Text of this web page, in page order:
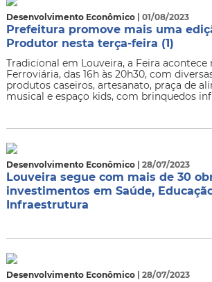
Desenvolvimento Econômico | 01/08/2023
Prefeitura promove mais uma
Produtor nesta terça-feira (1)
​Tradicional em Louveira, a Feira acontece
Ferroviária, das 16h às 20h30, com
produtos caseiros, artesanato, praça de
musical e espaço kids, com brinquedos
Desenvolvimento Econômico | 28/07/2023
Louveira segue com mais de 30
investimentos em Saúde,
Infraestrutura
Desenvolvimento Econômico | 28/07/2023